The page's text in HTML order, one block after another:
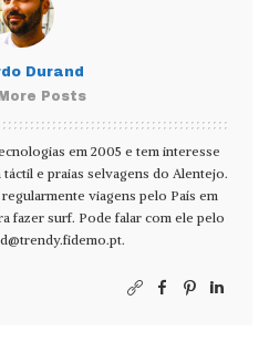
Durand
Posts
em 2005 e tem interesse
e praias selvagens do Alentejo.
viagens pelo País em
fazer surf. Pode falar com ele pelo
.